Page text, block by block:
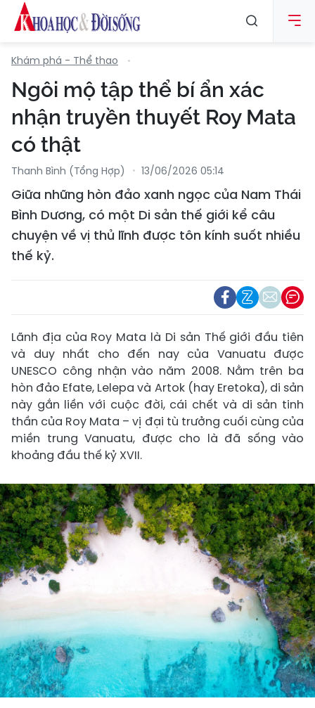
Khám phá - Thể thao
Ngôi mộ tập thể bí ẩn xác
nhận truyền thuyết Roy Mata
có thật
Thanh Bình (tổng Hợp) 13/06/2026 05:14
Giữa những hòn đảo xanh ngọc của Nam Thái
Bình Dương, có một Di sản thế giới kể câu
chuyện về vị thủ lĩnh được tôn kính suốt nhiều
thế kỷ.
Lãnh địa của Roy Mata là Di sản Thế giới đầu tiên
và duy nhất cho đến nay của Vanuatu được
UNESCO công nhận vào năm 2008. Nằm trên ba
hòn đảo Efate, Lelepa và Artok (hay Eretoka), di sản
này gắn liền với cuộc đời, cái chết và di sản tinh
thần của Roy Mata – vị đại tù trưởng cuối cùng của
miền trung Vanuatu, được cho là đã sống vào
khoảng đầu thế kỷ XVII.